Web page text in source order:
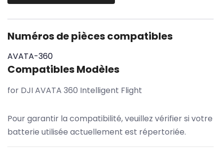
Numéros de pièces compatibles
AVATA-360
Compatibles Modèles
for DJI AVATA 360 Intelligent Flight
Pour garantir la compatibilité, veuillez vérifier si votre
batterie utilisée actuellement est répertoriée.